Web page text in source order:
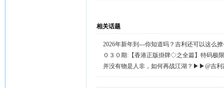
相关话题
2026年新年到---你知道吗？吉利还可以这么
天天送58元宝，只需签到就有。
０３０期:【香港正版掛牌◇之全篇】特码极
整正版◇综合资料】←已更新.
并没有物是人非，如何再战江湖？▶▶@吉利
回复留言◀◀